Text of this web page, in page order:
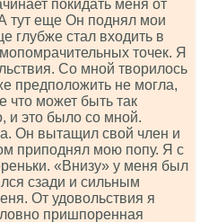
покидать меня от
тут еще Он поднял мои
глубже стал входить в
точек. Я
Со мной творилось
предположить не могла,
что может быть так
и это было со мной.
Он вытащил свой член и
приподнял мою попу. Я с
«Внизу» у меня был
сзади и сильным
От удовольствия я
пришпоренная